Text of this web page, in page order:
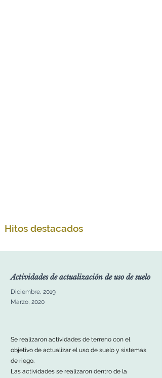
Hitos destacados
Actividades de actualización de uso de suelo
Diciembre, 2019
Marzo, 2020
Se realizaron actividades de terreno con el
objetivo de actualizar el uso de suelo y sistemas
de riego.
Las actividades se realizaron dentro de la